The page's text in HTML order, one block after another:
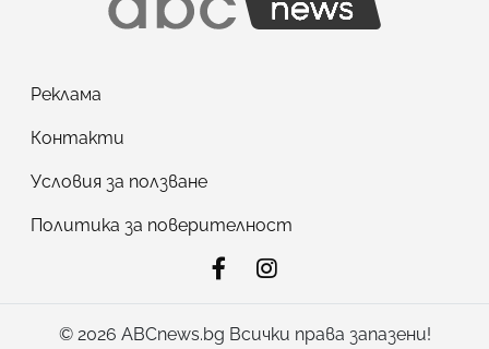
Реклама
Контакти
Условия за ползване
Политика за поверителност
© 2026 ABCnews.bg Всички права запазени!